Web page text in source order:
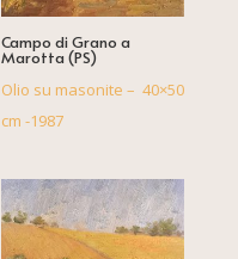
Campo di Grano a
Marotta (PS)
Olio su masonite – 40×50
cm -1987